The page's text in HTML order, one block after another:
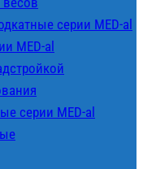
серии MED-al
MED-al
серии MED-al